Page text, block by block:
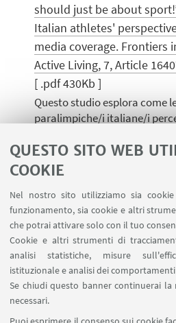
QUESTO SITO WEB
COOKIE
Nel nostro sito utilizziamo sia
funzionamento, sia cookie e altri
che potrai attivare solo con il tuo
Cookie e altri strumenti di
analisi statistiche, misure
istituzionale e analisi dei
Se chiudi questo banner continuerai
necessari.
should just be about
Italian athletes'
media coverage. Frontiers
Active Living, 7, Article
[ .pdf 430Kb ]
Questo studio esplora come
paralimpiche/i italiane/i
l’attenzione dai testi mediatici
vissute dagli atleti lungo le
un’analisi tematica ibrida
individua temi chiave nel
atleti/e valutano la copertura
la visibilità sia aumentata, le
dominate da stereotipi come
“supercrip” e quello
marginalizzano la
atlete/i chiedono una